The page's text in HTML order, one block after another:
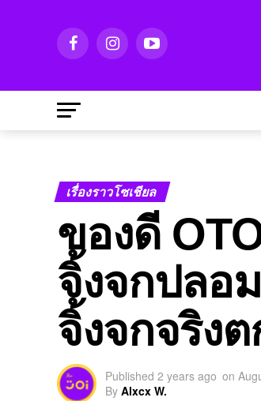
เรื่องราวโซเชียล
ของดี
จิ้งจกปลอ
จิ้งจกจริง
Published 2 years ago on
By Alxcx W.